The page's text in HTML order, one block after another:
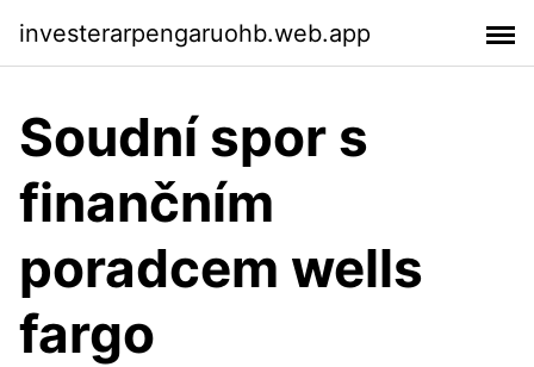
investerarpengaruohb.web.app
Soudní spor s
finančním
poradcem wells
fargo